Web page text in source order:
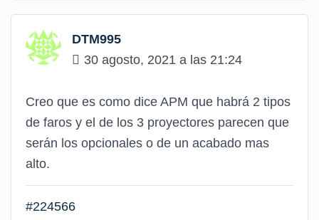
DTM995
30 agosto, 2021 a las 21:24
Creo que es como dice APM que habrá 2 tipos
de faros y el de los 3 proyectores parecen que
serán los opcionales o de un acabado mas
alto.
#224566